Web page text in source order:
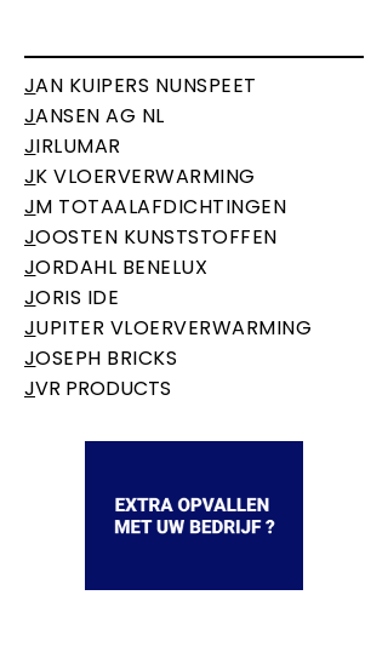
JAN KUIPERS NUNSPEET
JANSEN AG NL
JIRLUMAR
JK VLOERVERWARMING
JM TOTAALAFDICHTINGEN
JOOSTEN KUNSTSTOFFEN
JORDAHL BENELUX
JORIS IDE
JUPITER VLOERVERWARMING
JOSEPH BRICKS
JVR PRODUCTS